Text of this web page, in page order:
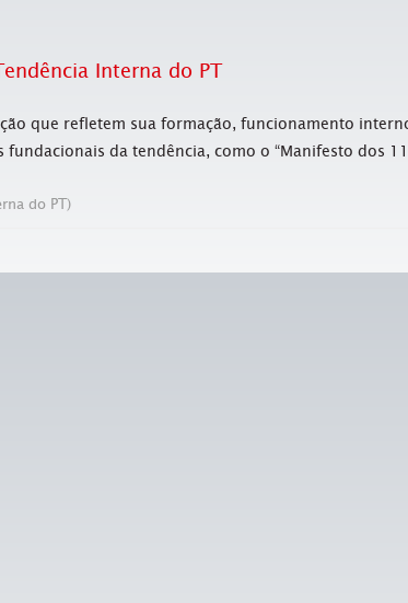
Interna do PT
que refletem sua formação, funcionamento
fundacionais da tendência, como o “Manifesto dos
do PT)